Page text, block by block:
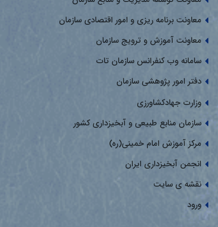
معاونت برنامه ریزی و امور اقتصادی سازمان
معاونت آموزش و ترویج سازمان
سامانه وب کنفرانس سازمان تات
دفتر امور پژوهشی سازمان
وزارت جهادکشاورزی
سازمان منابع طبیعی و آبخیزداری کشور
مرکز آموزش امام خمینی(ره)
انجمن آبخیزداری ایران
نقشه ی سایت
ورود